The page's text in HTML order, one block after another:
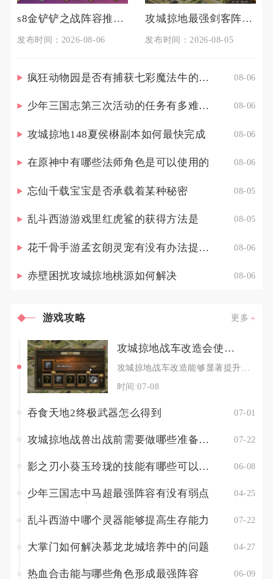
s8金铲铲之战阵容推荐有什么技巧
发布时间：2026-08-06
攻城掠地最强剑客阵容中有哪些隐秘玩法
发布时间：2026-08-05
疯狂动物园是否有捕获七彩魔法牛的技巧 08-06
少年三国志第三次活动的任务有多难完成 08-06
攻城掠地148夏侯楙副本如何最快完成 08-06
在原神中有哪些法师角色是可以使用的 08-06
忘仙千载宝宝是否承载着某种秘密 08-05
乱斗西游游戏里红虎鲨的获得方法是 08-05
花千骨手游孟玄朗灵宠有没有办法提高其出战的生存能力 08-06
赤壁困扰攻城掠地桃源如何解决 08-06
游戏攻略 更多
攻城掠地战车改造会使其更适应现代战争需求吗
攻城掠地战车改造能够显著提升战车适配各类高强度国战、跨服攻城、多单位集群对抗等现代高强度对
时间:07-08
吞食天地2终极武器怎么得到 07-01
攻城掠地战兽出战前需要做哪些准备工作 07-22
影之刃小葵玉玲珑的技能有哪些可以进行搭配呢 06-08
少年三国志中马超最强阵容有没有弱点 04-25
乱斗西游中哪个灵器能够提高生存能力 07-22
大掌门如何解决慕龙龙城培养中的问题 04-27
热血合击能与哪些角色形成最强阵容 06-09